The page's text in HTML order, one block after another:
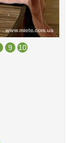
9 10